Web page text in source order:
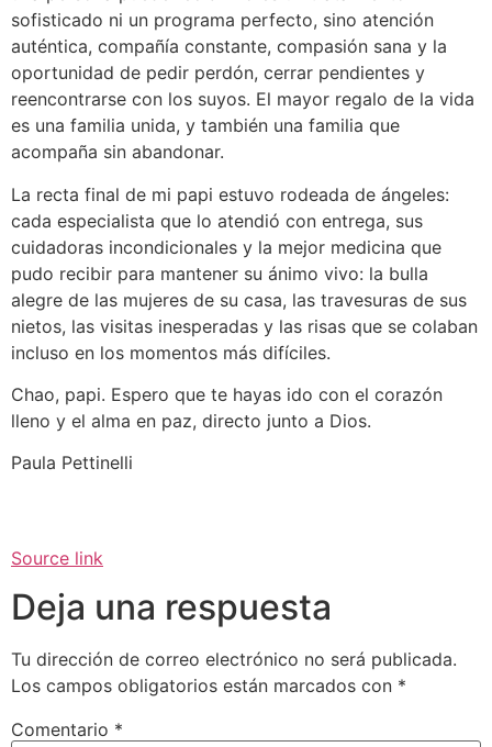
sofisticado ni un programa perfecto, sino atención
auténtica, compañía constante, compasión sana y la
oportunidad de pedir perdón, cerrar pendientes y
reencontrarse con los suyos. El mayor regalo de la vida
es una familia unida, y también una familia que
acompaña sin abandonar.
La recta final de mi papi estuvo rodeada de ángeles:
cada especialista que lo atendió con entrega, sus
cuidadoras incondicionales y la mejor medicina que
pudo recibir para mantener su ánimo vivo: la bulla
alegre de las mujeres de su casa, las travesuras de sus
nietos, las visitas inesperadas y las risas que se colaban
incluso en los momentos más difíciles.
Chao, papi. Espero que te hayas ido con el corazón
lleno y el alma en paz, directo junto a Dios.
Paula Pettinelli
Source link
Deja una respuesta
Tu dirección de correo electrónico no será publicada.
Los campos obligatorios están marcados con *
Comentario *